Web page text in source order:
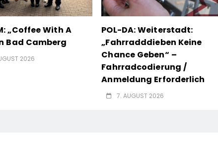
„Coffee With A
Bad Camberg
2026
POL-DA: Weiterstadt:
„Fahrradddieben Keine
Chance Geben“ –
Fahrradcodierung /
Anmeldung Erforderlich
7. AUGUST 2026